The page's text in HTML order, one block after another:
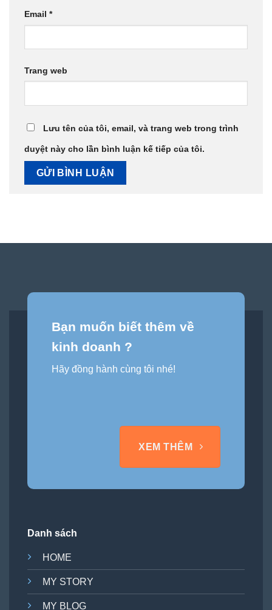
Email *
Trang web
Lưu tên của tôi, email, và trang web trong trình
duyệt này cho lần bình luận kế tiếp của tôi.
Bạn muốn biết thêm về
kinh doanh ?
Hãy đồng hành cùng tôi nhé!
XEM THÊM
Danh sách
HOME
MY STORY
MY BLOG